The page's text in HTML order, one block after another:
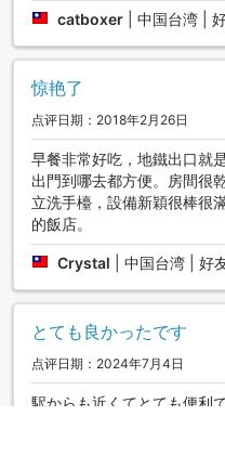
catboxer 中国台湾 |
惊艳了
点评日期：2018年2月26日
早餐非常好吃，地鐵出口就
出門到哪去都方便。房間很
立洗手檯，設備新穎很棒很
的飯店。
Crystal 中国台湾 | 好
とても良かったです
点评日期：2024年7月4日
駅からも近くてとても便利